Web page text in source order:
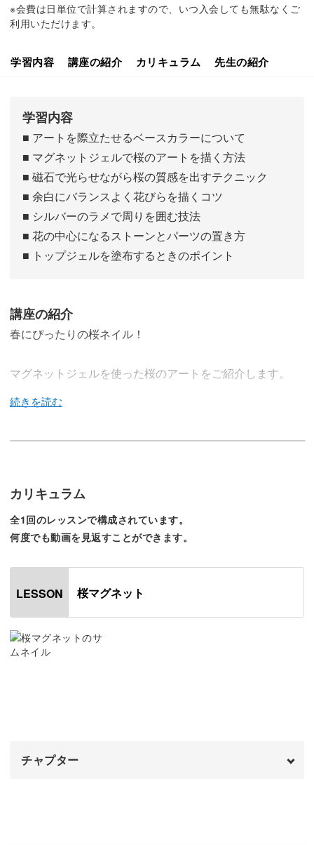
※会費は日単位で計算されますので、いつ入会しても無駄なくご
利用いただけます。
学習内容 講座の紹介 カリキュラム 先生の紹介
学習内容
■ アートを際立たせるベースカラーについて
■ マグネットジェルで桜のアートを描く方法
■ 磁石で光らせながら桜の質感を出すテクニック
■ 余白にバランスよく花びらを描くコツ
■ シルバーのラメで周りを囲む技法
■ 花の中心になるストーンとパーツの置き方
■ トップジェルを塗布するときのポイント
講座の紹介
春にぴったりの桜ネイル！
マグネットジェルを使った桜のアートをご紹介します。
ほんのりピンクなお花がそのまま指先に咲いたような、や
このさりげない輝きを出せるのは、マグネットジェルなら
トレンドのマグネットジェルを使うことで、角度によって
かは、ぜひ動画でチェックしてみてください！
カリキュラム
全1回のレッスンで構成されています。
何度でも動画を見返すことができます。
LESSON 桜マグネット
チャプター